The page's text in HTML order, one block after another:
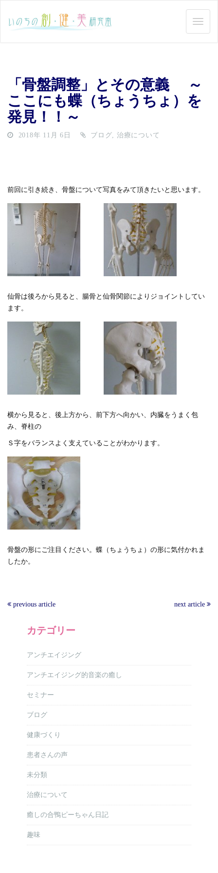
「骨盤調整」とその意義 ～
ここにも蝶（ちょうちょ）を
発見！！～
2018年 11月 6日 ブログ, 治療について
前回に引き続き、骨盤について写真をみて頂きたいと思います。
仙骨は後ろから見ると、腸骨と仙骨関節によりジョイントしてい
ます。
横から見ると、後上方から、前下方へ向かい、内臓をうまく包
み、脊柱の
Ｓ字をバランスよく支えていることがわかります。
骨盤の形にご注目ください。蝶（ちょうちょ）の形に気付かれま
したか。
previous article next article
カテゴリー
アンチエイジング
アンチエイジング的音楽の癒し
セミナー
ブログ
健康づくり
患者さんの声
未分類
治療について
癒しの合鴨ピーちゃん日記
趣味